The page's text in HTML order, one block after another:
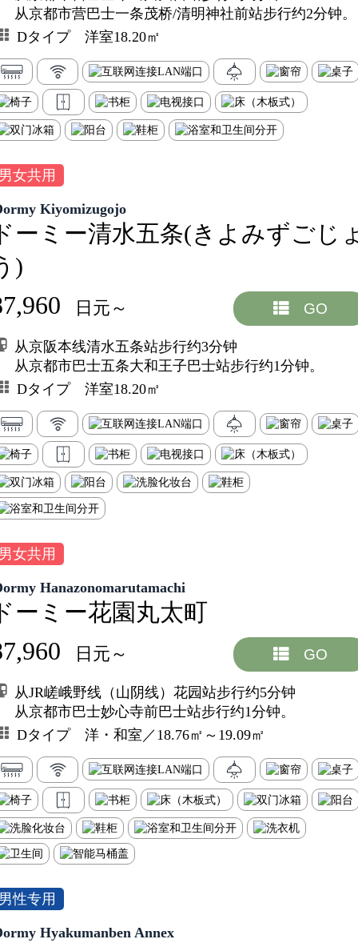
从京都市营巴士一条茂桥/清明神社前站步行约2分钟。
Dタイプ 洋室18.20㎡
女共用
Kiyomizugojo
ーミー清水五条(きよみずごじ
)
日元～ GO
从京阪本线清水五条站步行约3分钟
从京都市巴士五条大和王子巴士站步行约1分钟。
Dタイプ 洋室18.20㎡
女共用
Hanazonomarutamachi
ーミー花園丸太町
日元～ GO
从JR嵯峨野线（山阴线）花园站步行约5分钟
从京都市巴士妙心寺前巴士站步行约1分钟。
Dタイプ 洋・和室／18.76㎡～19.09㎡
性专用
Hyakumanben Annex